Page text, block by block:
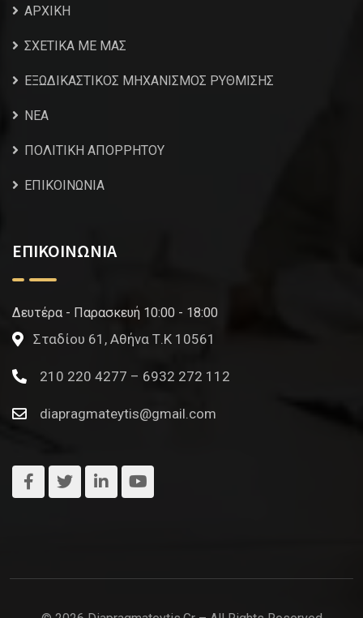
ΑΡΧΙΚΗ
ΣΧΕΤΙΚΑ ΜΕ ΜΑΣ
ΕΞΩΔΙΚΑΣΤΙΚΟΣ ΜΗΧΑΝΙΣΜΟΣ ΡΥΘΜΙΣΗΣ
NEA
ΠΟΛΙΤΙΚΗ ΑΠΟΡΡΗΤΟΥ
ΕΠΙΚΟΙΝΩΝΙΑ
ΕΠΙΚΟΙΝΩΝΙΑ
Δευτέρα - Παρασκευή 10:00 - 18:00
Σταδίου 61, Αθήνα Τ.Κ 10561
210 220 4277 – 6932 272 112
diapragmateytis@gmail.com